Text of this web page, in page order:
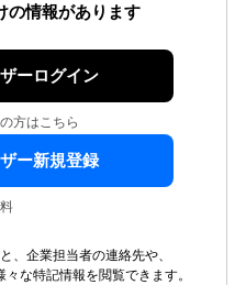
の情報があります
ーログイン
方はこちら
ー新規登録
、企業担当者の連絡先や、
な特記情報を閲覧できます。